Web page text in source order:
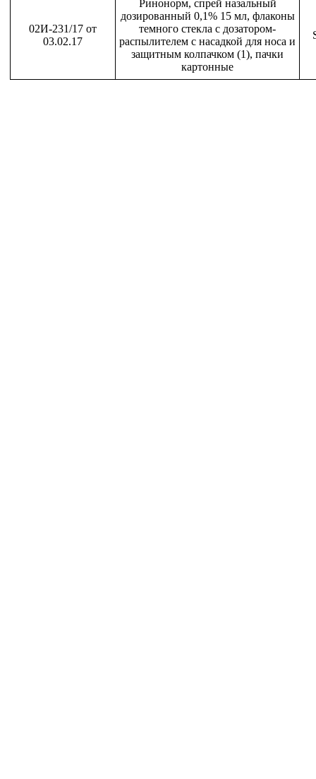
02И-231/17 от
03.02.17
Ринонорм, спрей назальный
дозированный 0,1% 15 мл, флаконы
темного стекла с дозатором-
распылителем с насадкой для носа и
защитным колпачком (1), пачки
картонные